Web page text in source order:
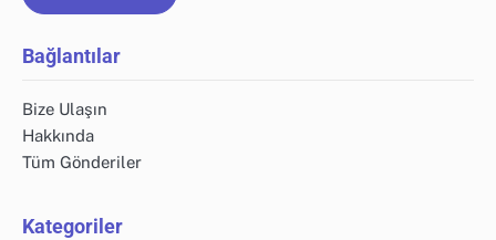
Bağlantılar
Bize Ulaşın
Hakkında
Tüm Gönderiler
Kategoriler